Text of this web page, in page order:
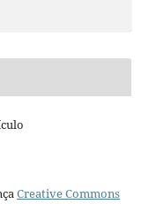
Creative Commons